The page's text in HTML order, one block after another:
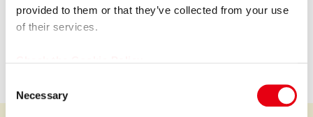
provided to them or that they’ve collected from your use
of their services.
Necessary
Premium Co., Ltd.